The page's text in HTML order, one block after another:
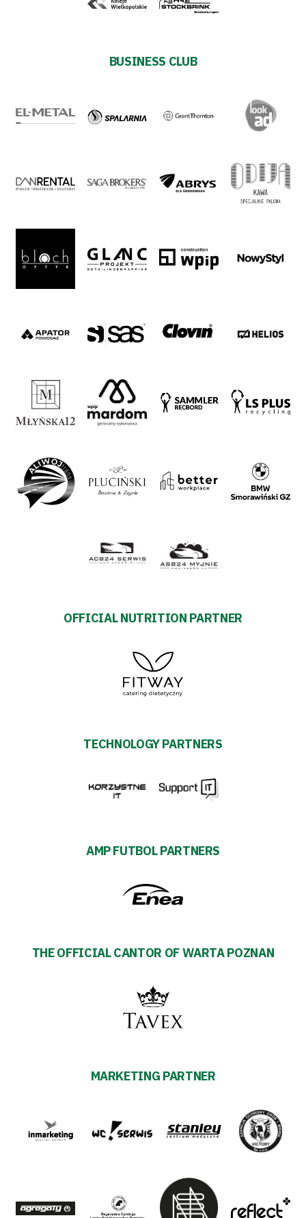
BUSINESS CLUB
OFFICIAL NUTRITION PARTNER
TECHNOLOGY PARTNERS
AMP FUTBOL PARTNERS
THE OFFICIAL CANTOR OF WARTA POZNAN
MARKETING PARTNER